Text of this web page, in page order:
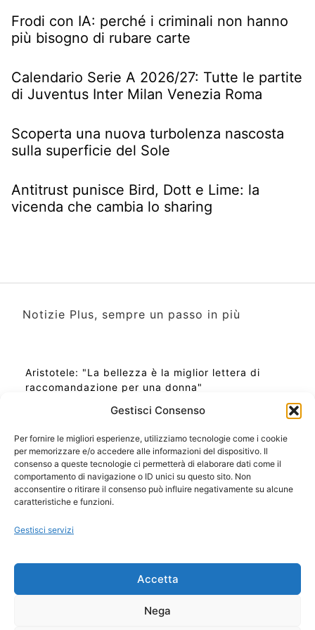
Gestisci Consenso
Per fornire le migliori esperienze, utilizziamo tecnologie come i cookie
per memorizzare e/o accedere alle informazioni del dispositivo. Il
consenso a queste tecnologie ci permetterà di elaborare dati come il
comportamento di navigazione o ID unici su questo sito. Non
acconsentire o ritirare il consenso può influire negativamente su alcune
caratteristiche e funzioni.
Gestisci servizi
Accetta
Nega
Frodi con IA: perché i criminali non hanno
più bisogno di rubare carte
Calendario Serie A 2026/27: Tutte le partite
di Juventus Inter Milan Venezia Roma
Scoperta una nuova turbolenza nascosta
sulla superficie del Sole
Antitrust punisce Bird, Dott e Lime: la
vicenda che cambia lo sharing
Notizie Plus, sempre un passo in più
Aristotele: "La bellezza è la miglior lettera di
raccomandazione per una donna"
Ora Esatta in Italia in questo momento
Ti Senti Strano Ultimamente? Potrebbe Essere per
la Risonanza di Schumann
Come Sapere Se Stai Ascendendo alla Quinta
Copyright 2026 NotiziePlus.com
📰 Contenuto Umano Verificato